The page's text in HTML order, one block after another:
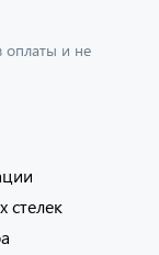
оплаты и не
стелек